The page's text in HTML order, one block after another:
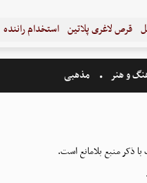
قرص لاغری پلاتین استخدام راننده
و هنر مذهبی
ذکر منبع بلامانع است.